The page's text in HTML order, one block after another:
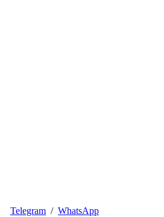
Telegram / WhatsApp